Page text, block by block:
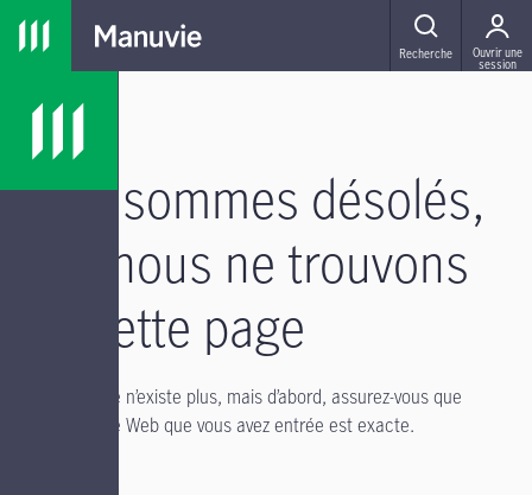
Passer à la navigation principale
Passer au contenu principal
Passer au pied de page
MENU
Recherche Ouvrir une
session
Nous sommes désolés,
mais nous ne trouvons
pas cette page
Il se peut qu’elle n’existe plus, mais d’abord, assurez-vous que
l’adresse du site Web que vous avez entrée est exacte.